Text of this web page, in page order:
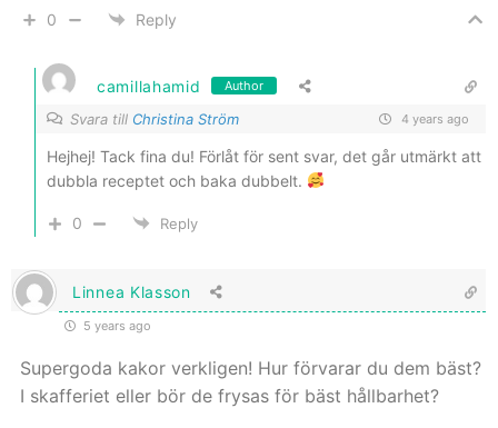
0 Reply
camillahamid Author
Svara till Christina Ström 4 years ago
Hejhej! Tack fina du! Förlåt för sent svar, det går utmärkt att
dubbla receptet och baka dubbelt.
0 Reply
Linnea Klasson
5 years ago
Supergoda kakor verkligen! Hur förvarar du dem bäst?
I skafferiet eller bör de frysas för bäst hållbarhet?